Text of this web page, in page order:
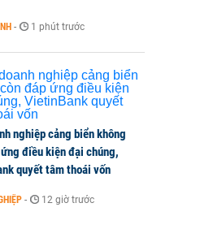
- 1 phút trước
nghiệp cảng biển không
điều kiện đại chúng,
quyết tâm thoái vốn
- 12 giờ trước